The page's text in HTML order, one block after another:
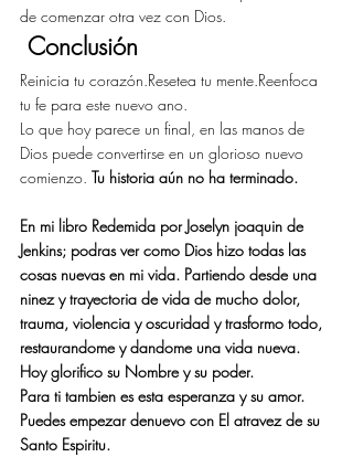
de comenzar otra vez con Dios.
Conclusión
Reinicia tu corazón.Resetea tu mente.Reenfoca
tu fe para este nuevo ano.
Lo que hoy parece un final, en las manos de
Dios puede convertirse en un glorioso nuevo
comienzo. Tu historia aún no ha terminado.
En mi libro Redemida por Joselyn joaquin de
Jenkins; podras ver como Dios hizo todas las
cosas nuevas en mi vida. Partiendo desde una
ninez y trayectoria de vida de mucho dolor,
trauma, violencia y oscuridad y trasformo todo,
restaurandome y dandome una vida nueva.
Hoy glorifico su Nombre y su poder.
Para ti tambien es esta esperanza y su amor.
Puedes empezar denuevo con El atravez de su
Santo Espiritu.